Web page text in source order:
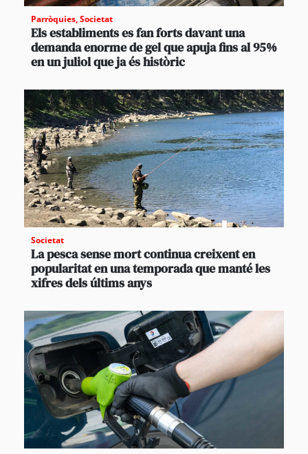
Parròquies,Societat
Els establiments es fan forts davant una
demanda enorme de gel que apuja fins al 95%
en un juliol que ja és històric
Societat
La pesca sense mort continua creixent en
popularitat en una temporada que manté les
xifres dels últims anys